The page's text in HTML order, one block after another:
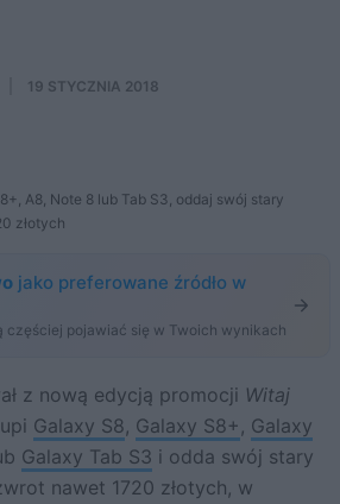
19 STYCZNIA 2018
A8, Note 8 lub Tab S3, oddaj swój stary
złotych
jako preferowane źródło w
częściej pojawiać się w Twoich wynikach
z nową edycją promocji Witaj
Galaxy S8, Galaxy S8+ , Galaxy
Galaxy Tab S3 i odda swój stary
nawet 1720 złotych, w